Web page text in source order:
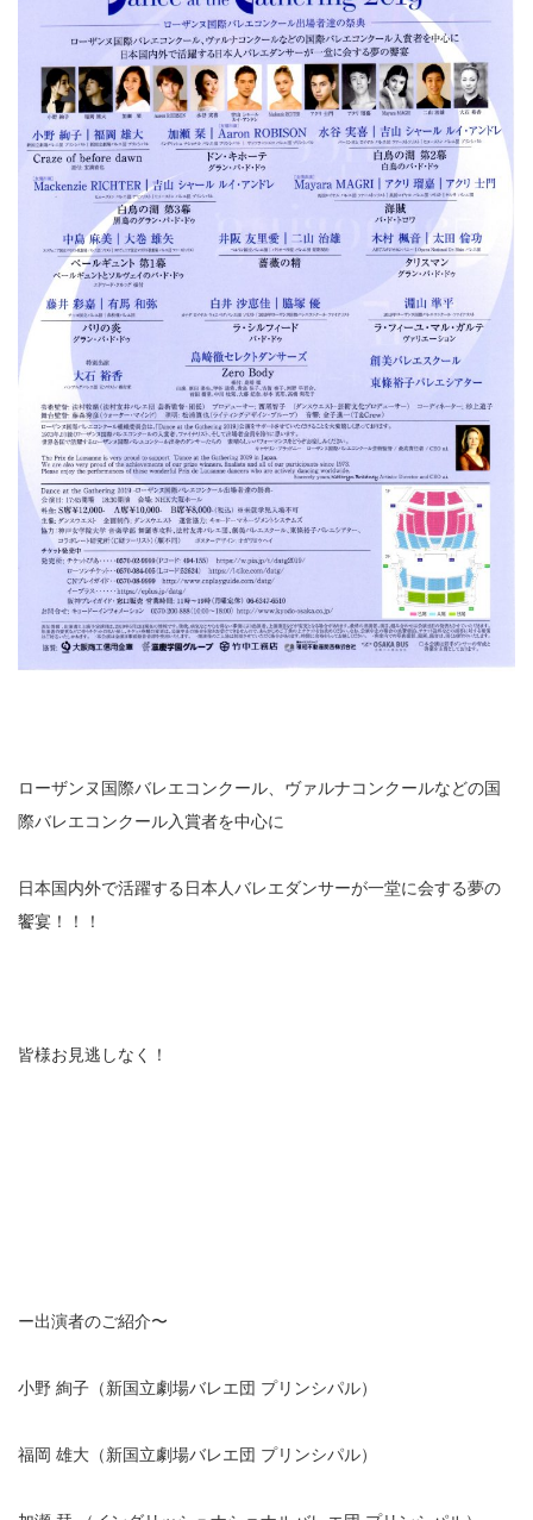
ローザンヌ国際バレエコンクール、ヴァルナコンクールなどの国
際バレエコンクール入賞者を中心に
日本国内外で活躍する日本人バレエダンサーが一堂に会する夢の
饗宴！！！
皆様お見逃しなく！
ー出演者のご紹介〜
小野 絢子（新国立劇場バレエ団 プリンシパル）
福岡 雄大（新国立劇場バレエ団 プリンシパル）